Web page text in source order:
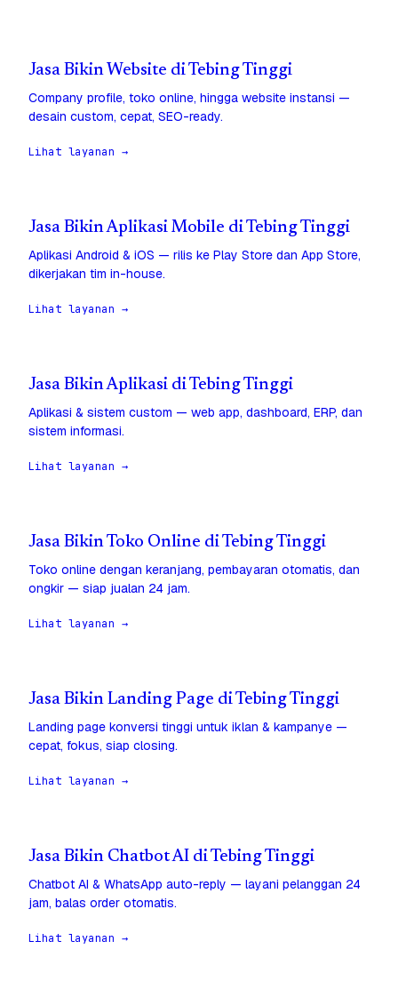
Jasa Bikin Website di Tebing Tinggi
Company profile, toko online, hingga website instansi —
desain custom, cepat, SEO-ready.
Lihat layanan →
Jasa Bikin Aplikasi Mobile di Tebing Tinggi
Aplikasi Android & iOS — rilis ke Play Store dan App Store,
dikerjakan tim in-house.
Lihat layanan →
Jasa Bikin Aplikasi di Tebing Tinggi
Aplikasi & sistem custom — web app, dashboard, ERP, dan
sistem informasi.
Lihat layanan →
Jasa Bikin Toko Online di Tebing Tinggi
Toko online dengan keranjang, pembayaran otomatis, dan
ongkir — siap jualan 24 jam.
Lihat layanan →
Jasa Bikin Landing Page di Tebing Tinggi
Landing page konversi tinggi untuk iklan & kampanye —
cepat, fokus, siap closing.
Lihat layanan →
Jasa Bikin Chatbot AI di Tebing Tinggi
Chatbot AI & WhatsApp auto-reply — layani pelanggan 24
jam, balas order otomatis.
Lihat layanan →